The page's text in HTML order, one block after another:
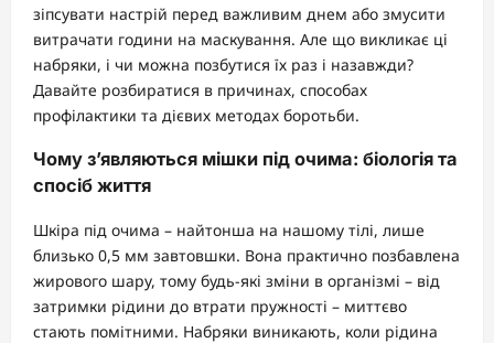
зіпсувати настрій перед важливим днем або змусити
витрачати години на маскування. Але що викликає ці
набряки, і чи можна позбутися їх раз і назавжди?
Давайте розбиратися в причинах, способах
профілактики та дієвих методах боротьби.
Чому з’являються мішки під очима: біологія та
спосіб життя
Шкіра під очима – найтонша на нашому тілі, лише
близько 0,5 мм завтовшки. Вона практично позбавлена
жирового шару, тому будь-які зміни в організмі – від
затримки рідини до втрати пружності – миттєво
стають помітними. Набряки виникають, коли рідина